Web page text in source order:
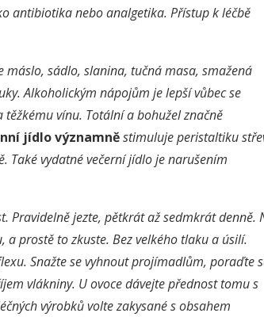
antibiotika nebo analgetika. Přístup k léčbě
máslo, sádlo, slanina, tučná masa, smažená
Alkoholickým nápojům je lepší vůbec se
vínu. Totální a bohužel značně
jídlo významněstimuluje peristaltiku
Také vydatné večerní jídlo je narušením
. Pravidelně jezte, pětkrát až sedmkrát denně.
prostě to zkuste. Bez velkého tlaku a úsilí.
Snažte se vyhnout projímadlům, poraďte
vlákniny. U ovoce dávejte přednost tomu s
výrobků volte zakysané s obsahem